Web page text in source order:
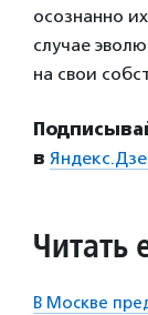
осознанно
случае
на свои
в
Читать
В Москве